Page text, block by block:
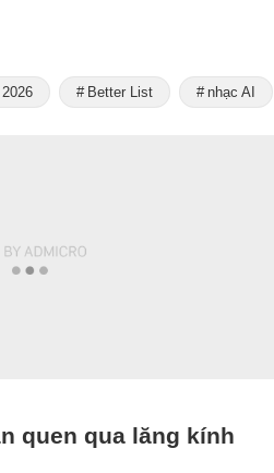
Better List nhạc AI
quen qua lăng kính